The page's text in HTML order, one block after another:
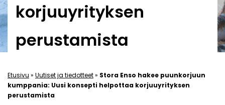
korjuuyrityksen
perustamista
Etusivu » Uutiset ja tiedotteet» Stora Enso hakee puunkorjuun
kumppania: Uusi konsepti helpottaa korjuuyrityksen
perustamista